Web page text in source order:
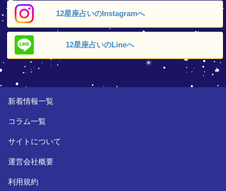
12星座占いのInstagramへ
12星座占いのLineへ
新着情報一覧
コラム一覧
サイトについて
運営会社概要
利用規約